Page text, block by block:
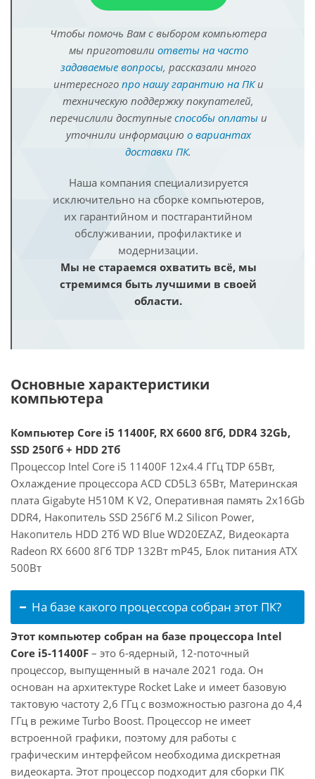
Чтобы помочь Вам с выбором компьютера
мы приготовили ответы на часто
задаваемые вопросы, рассказали много
интересного про нашу гарантию на ПКи
техническую поддержку покупателей,
перечислили доступные способы оплатыи
уточнили информацию о вариантах
доставки ПК.
Наша компания специализируется
исключительно на сборке компьютеров,
их гарантийном и постгарантийном
обслуживании, профилактике и
модернизации.
Мы не стараемся охватить всё, мы
стремимся быть лучшими в своей
области.
Основные характеристики
компьютера
Компьютер Core i5 11400F, RX 6600 8Гб, DDR4 32Gb,
SSD 250Гб + HDD 2Тб
Процессор Intel Core i5 11400F 12x4.4 ГГц TDP 65Вт,
Охлаждение процессора ACD CD5L3 65Вт, Материнская
плата Gigabyte H510M K V2, Оперативная память 2x16Gb
DDR4, Накопитель SSD 256Гб M.2 Silicon Power,
Накопитель HDD 2Тб WD Blue WD20EZAZ, Видеокарта
Radeon RX 6600 8Гб TDP 132Вт mP45, Блок питания ATX
500Вт
На базе какого процессора собран этот ПК?
Этот компьютер собран на базе процессора Intel
Core i5-11400F – это 6-ядерный, 12-поточный
процессор, выпущенный в начале 2021 года. Он
основан на архитектуре Rocket Lake и имеет базовую
тактовую частоту 2,6 ГГц с возможностью разгона до 4,4
ГГц в режиме Turbo Boost. Процессор не имеет
встроенной графики, поэтому для работы с
графическим интерфейсом необходима дискретная
видеокарта. Этот процессор подходит для сборки ПК